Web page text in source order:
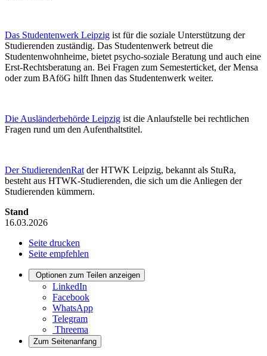
Das Studentenwerk Leipzig ist für die soziale Unterstützung der
Studierenden zuständig. Das Studentenwerk betreut die
Studentenwohnheime, bietet psycho-soziale Beratung und auch eine
Erst-Rechtsberatung an. Bei Fragen zum Semesterticket, der Mensa
oder zum BAföG hilft Ihnen das Studentenwerk weiter.
Die Ausländerbehörde Leipzig ist die Anlaufstelle bei rechtlichen
Fragen rund um den Aufenthaltstitel.
Der StudierendenRat der HTWK Leipzig, bekannt als StuRa,
besteht aus HTWK-Studierenden, die sich um die Anliegen der
Studierenden kümmern.
Stand
16.03.2026
Seite drucken
Seite empfehlen
Optionen zum Teilen anzeigen
LinkedIn
Facebook
WhatsApp
Telegram
Threema
Zum Seitenanfang